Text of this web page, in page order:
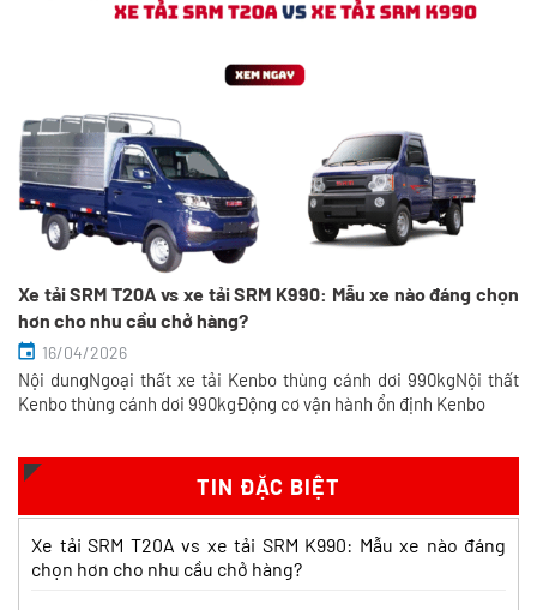
Xe tải SRM T20A vs xe tải SRM K990: Mẫu xe nào đáng chọn
hơn cho nhu cầu chở hàng?
16/04/2026
Nội dungNgoại thất xe tải Kenbo thùng cánh dơi 990kgNội thất
Kenbo thùng cánh dơi 990kgĐộng cơ vận hành ổn định Kenbo
TIN ĐẶC BIỆT
Xe tải SRM T20A vs xe tải SRM K990: Mẫu xe nào đáng
chọn hơn cho nhu cầu chở hàng?
So sánh xe tải SRM T35 và SRM K990:
Khác biệt gì và chọn sao cho đúng?
Nên chọn dòng nào?